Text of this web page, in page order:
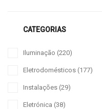
CATEGORIAS
Iluminação (220)
Eletrodomésticos (177)
Instalações (29)
Eletrónica (38)